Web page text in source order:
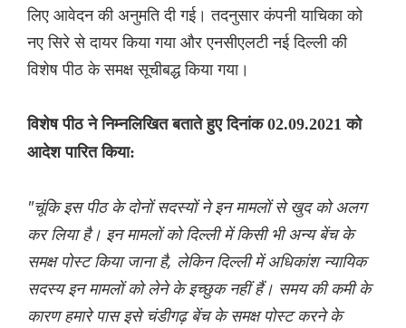
लिए आवेदन की अनुमति दी गई। तदनुसार कंपनी याचिका को
नए सिरे से दायर किया गया और एनसीएलटी नई दिल्ली की
विशेष पीठ के समक्ष सूचीबद्ध किया गया।
विशेष पीठ ने निम्नलिखित बताते हुए दिनांक 02.09.2021 को
आदेश पारित किया:
"चूंकि इस पीठ के दोनों सदस्यों ने इन मामलों से खुद को अलग
कर लिया है। इन मामलों को दिल्ली में किसी भी अन्य बेंच के
समक्ष पोस्ट किया जाना है, लेकिन दिल्ली में अधिकांश न्यायिक
सदस्य इन मामलों को लेने के इच्छुक नहीं हैं। समय की कमी के
कारण हमारे पास इसे चंडीगढ़ बेंच के समक्ष पोस्ट करने के